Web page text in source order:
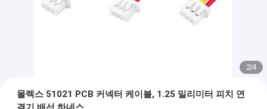
2/4
몰렉스 51021 PCB 커넥터 케이블, 1.25 밀리미터 피치 연